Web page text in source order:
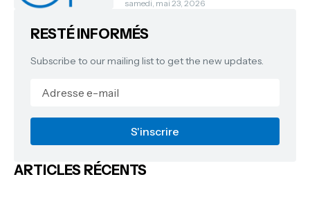
samedi, mai 23, 2026
RESTÉ INFORMÉS
Subscribe to our mailing list to get the new updates.
ARTICLES RÉCENTS